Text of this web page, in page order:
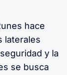
hace
laterales
y la
se busca